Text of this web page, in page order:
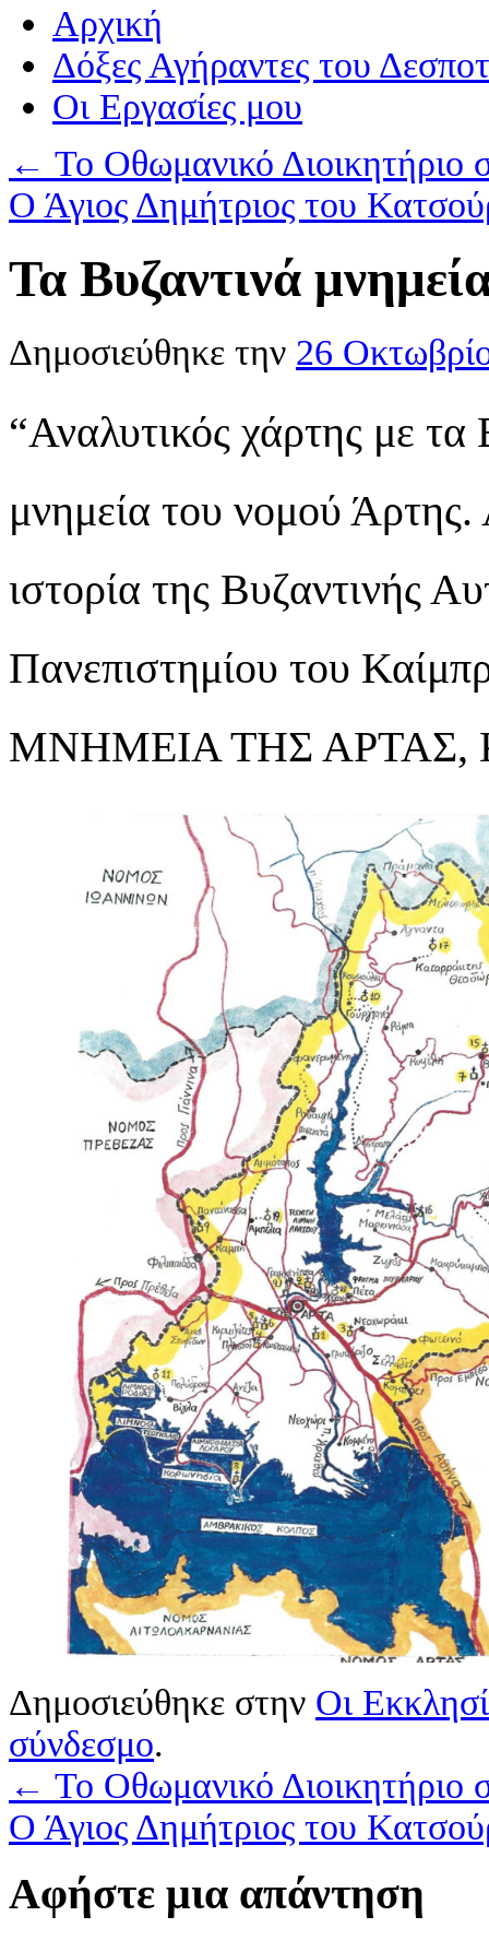
Αρχική
Δόξες Αγήραντες του
Οι Eργασίες μου
← Το Οθωμανικό Διοικητήριο
Ο Άγιος Δημήτριος του
Τα Βυζαντινά
Δημοσιεύθηκε την 26
“Αναλυτικός χάρτης με
μνημεία του νομού
ιστορία της Βυζαντινής
Πανεπιστημίου του
ΜΝΗΜΕΙΑ ΤΗΣ ΑΡΤΑΣ, Κ.
Δημοσιεύθηκε στην Οι
σύνδεσμο.
← Το Οθωμανικό Διοικητήριο
Ο Άγιος Δημήτριος του
Αφήστε μια απάντηση